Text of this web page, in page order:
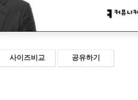
사이즈비교 공유하기